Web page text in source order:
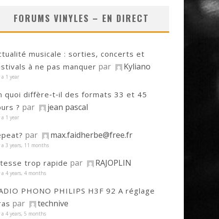
FORUMS VINYLES – EN DIRECT
musicale : sorties, concerts et
à ne pas manquer par Kyliano
a 1 year
quoi diffère‑t‑il des formats 33 et 45
? par jean pascal
a 1 year
par max.faidherbe@free.fr
a 3 years, 11 months
trop rapide par RAJOPLIN
a 4 years, 4 months
PHONO PHILIPS H3F 92 A réglage
par technive
a 4 years, 5 months